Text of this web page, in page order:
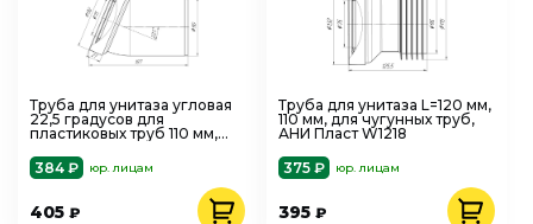
Труба для унитаза угловая
22,5 градусов для
пластиковых труб 110 мм,
384 ₽
юр. лицам
405 ₽
Труба для унитаза L=120 мм,
110 мм, для чугунных труб,
АНИ Пласт W1218
375 ₽
юр. лицам
395₽